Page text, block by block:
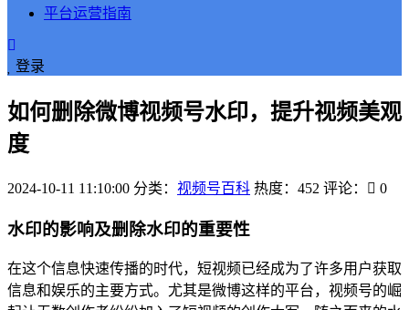
平台运营指南
登录
如何删除微博视频号水印，提升视频美观
度
2024-10-11 11:10:00 分类： 视频号百科 热度：452 评论： 0
水印的影响及删除水印的重要性
在这个信息快速传播的时代，短视频已经成为了许多用户获取
信息和娱乐的主要方式。尤其是微博这样的平台，视频号的崛